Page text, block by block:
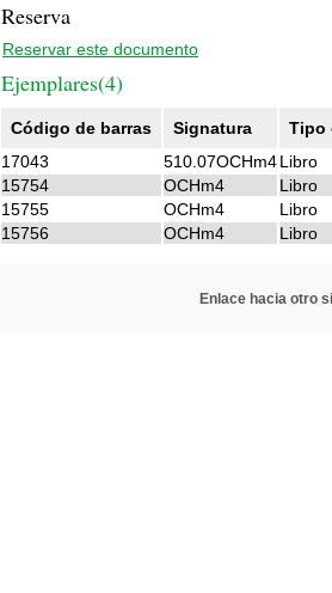
Reserva
Reservar este documento
Ejemplares(4)
Código de barras Signatura Tipo
17043
510.07OCHm4Libro
15754
OCHm4 Libro
15755
OCHm4 Libro
15756
OCHm4 Libro
Enlace hacia otro